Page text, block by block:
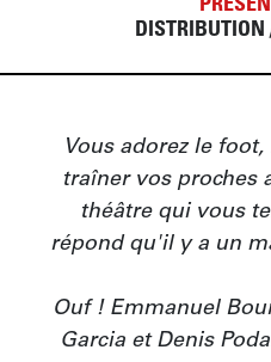
DISTRIBUTION
Vous adorez le
traîner vos proches
théâtre qui vous
répond qu'il y a un
Ouf ! Emmanuel
Garcia et Denis